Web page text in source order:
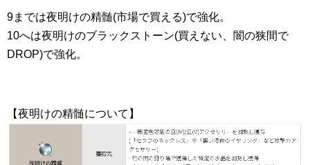
9までは夜明けの精髄(市場で買える)で強化。
10へは夜明けのブラックストーン(買えない、闇の狭間で
DROP)で強化。
【夜明けの精髄について】